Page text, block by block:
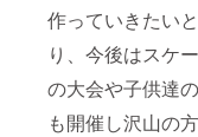
作っていきたい
り、今後はスケ
の大会や子供達
も開催し沢山の